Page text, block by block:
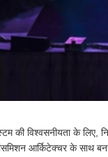
की विश्वसनीयता के लिए,
आर्किटेक्चर के साथ